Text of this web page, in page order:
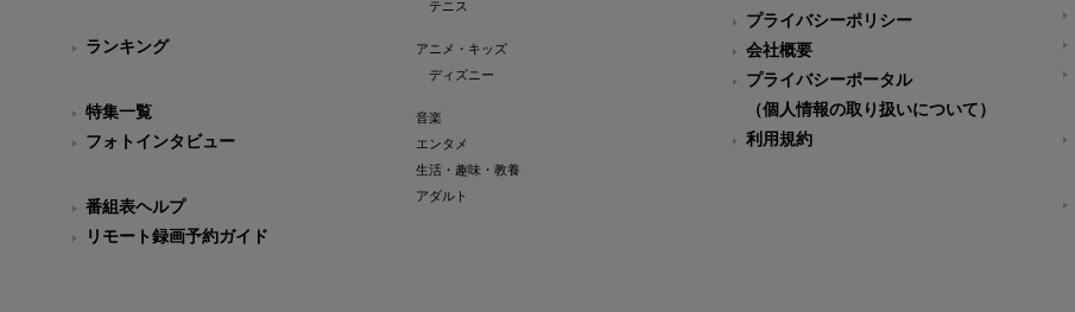
ランキング
特集一覧
フォトインタビュー
番組表ヘルプ
リモート録画予約ガイド
テニス
アニメ・キッズ
ディズニー
音楽
エンタメ
生活・趣味・教養
アダルト
プライバシーポリシー
会社概要
プライバシーポータル
（個人情報の取り扱いについて）
利用規約